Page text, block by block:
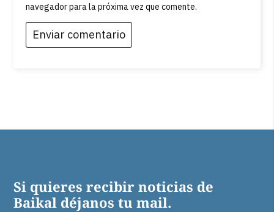
navegador para la próxima vez que comente.
Si quieres recibir noticias de
Baikal déjanos tu mail.